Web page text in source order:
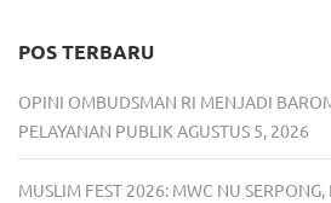
POS TERBARU
OPINI OMBUDSMAN RI MENJADI
PELAYANAN PUBLIK AGUSTUS 5, 2026
MUSLIM FEST 2026: MWC NU SERPONG,